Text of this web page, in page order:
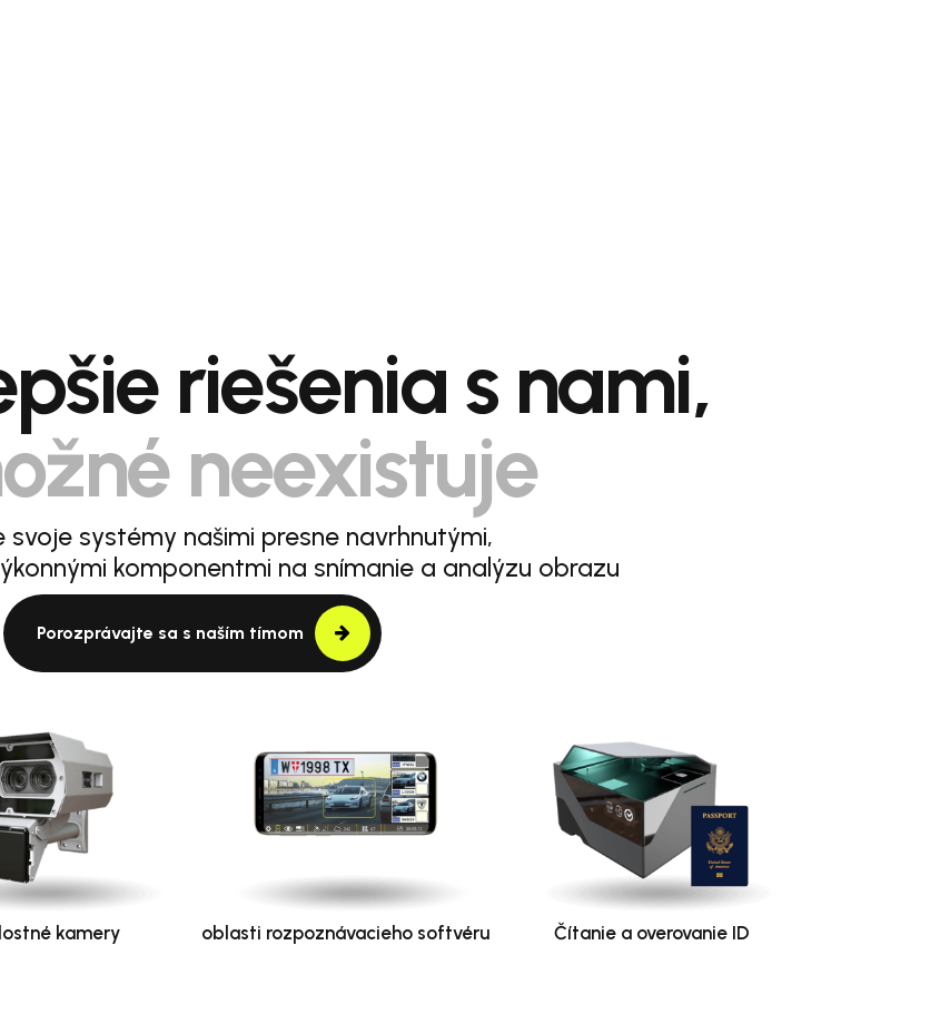
riešenia s nami,
neexistuje
svoje systémy našimi presne navrhnutými,
komponentmi na snímanie a analýzu obrazu
Porozprávajte sa s naším tímom
kamery oblasti rozpoznávacieho softvéru Čítanie a overovanie ID